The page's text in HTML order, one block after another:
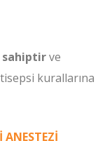
ve
kurallarına
ANESTEZİ